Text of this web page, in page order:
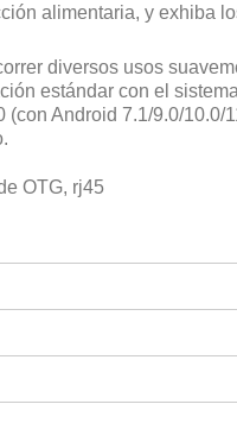
alimentaria, y exhiba
diversos usos
estándar con el
Android 7.1/9.0/
OTG, rj45